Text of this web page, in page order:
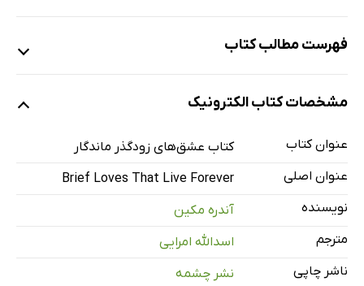
فهرست مطالب کتاب
5: عاشقان در شبی طوفانی
6: موهبت الهی
7: اسیران باغ عدن
مشخصات کتاب الکترونیک
عنوان کتاب
کتاب عشق‌های زودگذر ماندگار
عنوان اصلی
Brief Loves That Live Forever
نویسنده
آندره مکین
مترجم
اسدالله امرایی
ناشر چاپی
نشر چشمه